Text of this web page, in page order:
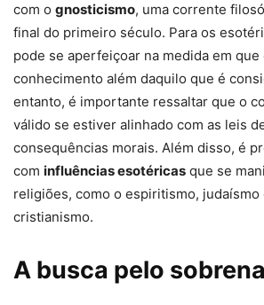
com o gnosticismo, uma corrente
final do primeiro século. Para os
pode se aperfeiçoar na medida em
conhecimento além daquilo que é
entanto, é importante ressaltar que o
válido se estiver alinhado com as leis
consequências morais. Além disso, é
com influências esotéricas que se
religiões, como o espiritismo, judaísmo
cristianismo.
A busca pelo